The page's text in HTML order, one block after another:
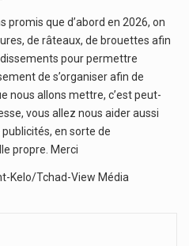
promis que d’abord en 2026, on
de râteaux, de brouettes afin
pour permettre
de s’organiser afin de
nous allons mettre, c’est peut-
vous allez nous aider aussi
en sorte de
propre. Merci
Kelo/Tchad-View Média